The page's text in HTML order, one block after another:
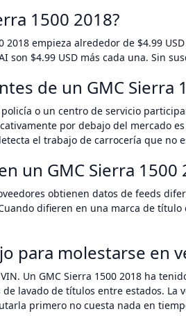
1500 2018?
empieza alrededor de $4.99
son $4.99 USD más cada una. Sin
de un GMC Sierra
o un centro de servicio
por debajo del mercado
el trabajo de carrocería que no
un GMC Sierra 1500
obtienen datos de feeds
difieren en una marca de
para molestarse en
Un GMC Sierra 1500 2018 ha
lavado de títulos entre estados. La
primero no cuesta nada en